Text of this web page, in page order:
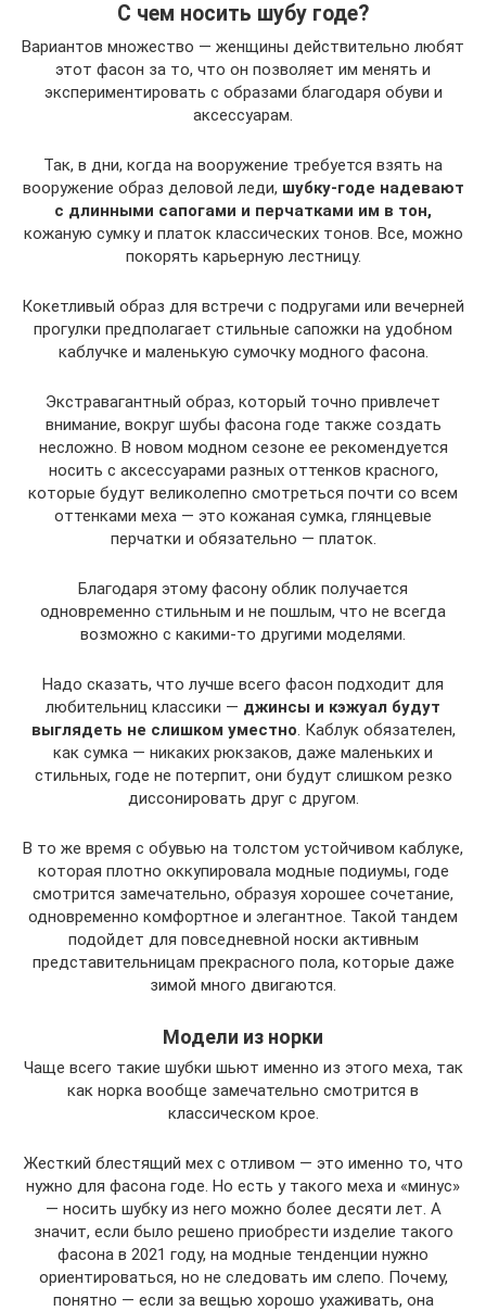
С чем носить шубу годе?
Вариантов множество — женщины действительно любят
этот фасон за то, что он позволяет им менять и
экспериментировать с образами благодаря обуви и
аксессуарам.
Так, в дни, когда на вооружение требуется взять на
вооружение образ деловой леди, шубку-годе надевают
с длинными сапогами и перчатками им в тон,
кожаную сумку и платок классических тонов. Все, можно
покорять карьерную лестницу.
Кокетливый образ для встречи с подругами или вечерней
прогулки предполагает стильные сапожки на удобном
каблучке и маленькую сумочку модного фасона.
Экстравагантный образ, который точно привлечет
внимание, вокруг шубы фасона годе также создать
несложно. В новом модном сезоне ее рекомендуется
носить с аксессуарами разных оттенков красного,
которые будут великолепно смотреться почти со всем
оттенками меха — это кожаная сумка, глянцевые
перчатки и обязательно — платок.
Благодаря этому фасону облик получается
одновременно стильным и не пошлым, что не всегда
возможно с какими-то другими моделями.
Надо сказать, что лучше всего фасон подходит для
любительниц классики — джинсы и кэжуал будут
выглядеть не слишком уместно. Каблук обязателен,
как сумка — никаких рюкзаков, даже маленьких и
стильных, годе не потерпит, они будут слишком резко
диссонировать друг с другом.
В то же время с обувью на толстом устойчивом каблуке,
которая плотно оккупировала модные подиумы, годе
смотрится замечательно, образуя хорошее сочетание,
одновременно комфортное и элегантное. Такой тандем
подойдет для повседневной носки активным
представительницам прекрасного пола, которые даже
зимой много двигаются.
Модели из норки
Чаще всего такие шубки шьют именно из этого меха, так
как норка вообще замечательно смотрится в
классическом крое.
Жесткий блестящий мех с отливом — это именно то, что
нужно для фасона годе. Но есть у такого меха и «минус»
— носить шубку из него можно более десяти лет. А
значит, если было решено приобрести изделие такого
фасона в 2021 году, на модные тенденции нужно
ориентироваться, но не следовать им слепо. Почему,
понятно — если за вещью хорошо ухаживать, она